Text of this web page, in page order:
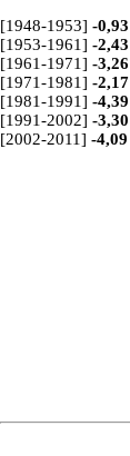
[1948-1953] -0,93
[1953-1961] -2,43
[1961-1971] -3,26
[1971-1981] -2,17
[1981-1991] -4,39
[1991-2002] -3,30
[2002-2011] -4,09